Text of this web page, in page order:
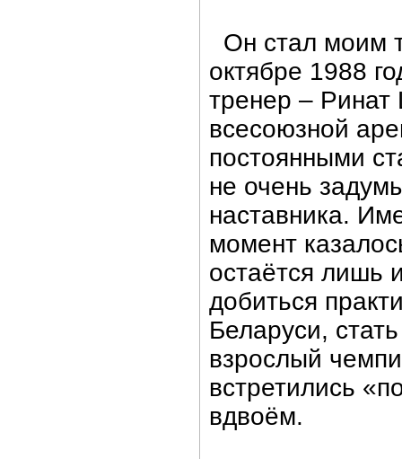
Он стал моим
октябре 1988
тренер – Ринат
всесоюзной
постоянными
не очень
наставника.
момент
остаётся лишь
добиться
Беларуси,
взрослый
встретились
вдвоём.